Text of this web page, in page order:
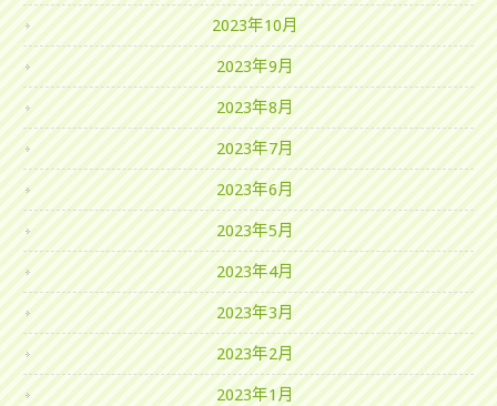
2023年10月
2023年9月
2023年8月
2023年7月
2023年6月
2023年5月
2023年4月
2023年3月
2023年2月
2023年1月